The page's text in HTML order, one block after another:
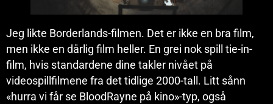
Jeg likte Borderlands-filmen. Det er ikke en bra film,
men ikke en dårlig film heller. En grei nok spill tie-in-
film, hvis standardene dine takler nivået på
videospillfilmene fra det tidlige 2000-tall. Litt sånn
«hurra vi får se BloodRayne på kino»-typ, også